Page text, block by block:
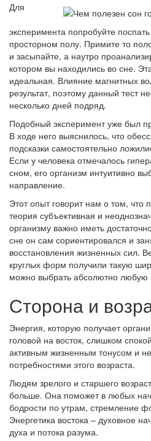
Для
эксперимента попробуйте
просторном полу. Примите то
и засыпайте, а наутро
котором вы находились во сне.
идеальная. Влияние магнитных
результат, поэтому данный тест
несколько дней подряд.
Подобный эксперимент уже был
В ходе него выяснилось, что
подсказки самостоятельно
Если у человека отмечалось
сном, его организм интуитивно
направление.
Этот опыт говорит нам о том, что
теория субъективная и
организму важно иметь
сне он сам сориентировался и
восстановления жизненных сил.
круглых форм получили такую
можно выбрать абсолютно любую
Сторона и
Энергия, которую получает
головой на восток, слишком
активным жизненным тонусом и
потребностями этого возраста.
Людям зрелого и старшего
больше. Она поможет в любых
бодрости по утрам, стремление
Энергетика востока – духовное
духа и потока разума.